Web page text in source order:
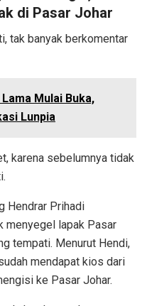
di Pasar Johar
tak banyak berkomentar
Mulai Buka,
Lunpia
karena sebelumnya tidak
Hendrar Prihadi
menyegel lapak Pasar
tempati. Menurut Hendi,
mendapat kios dari
ke Pasar Johar.